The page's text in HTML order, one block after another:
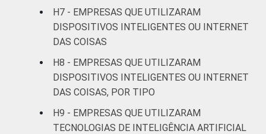
Artes, cultura,
recreação,
outras
atividades de
13
H7 - EMPRESAS QUE UTILIZARAM
DISPOSITIVOS INTELIGENTES OU INTERNET
DAS COISAS
H8 - EMPRESAS QUE UTILIZARAM
DISPOSITIVOS INTELIGENTES OU INTERNET
DAS COISAS, POR TIPO
H9 - EMPRESAS QUE UTILIZARAM
TECNOLOGIAS DE INTELIGÊNCIA ARTIFICIAL